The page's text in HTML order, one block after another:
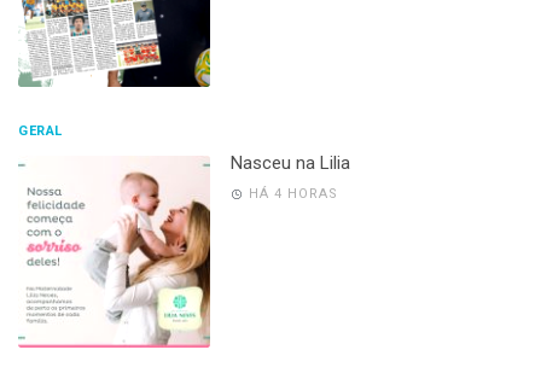
GERAL
Nasceu na Lilia
HÁ 4 HORAS